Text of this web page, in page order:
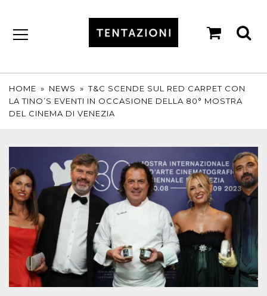
HOME » NEWS » T&C SCENDE SUL RED CARPET CON
LA TINO’S EVENTI IN OCCASIONE DELLA 80° MOSTRA
DEL CINEMA DI VENEZIA